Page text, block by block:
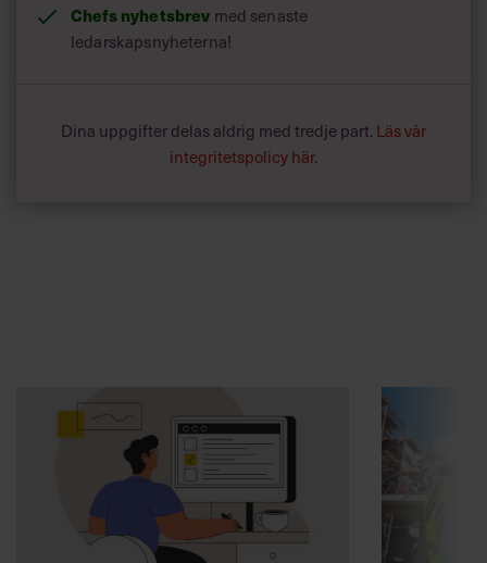
Chefs nyhetsbrev med senaste
ledarskapsnyheterna!
Dina uppgifter delas aldrig med tredje part. Läs vår
integritetspolicy här.
Annonssamarbete:
Chef + Winningtemp ”Djupa,